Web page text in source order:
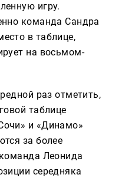
игру.
команда Сандра
в таблице,
на восьмом-
раз отметить,
таблице
и «Динамо»
за более
Леонида
середняка